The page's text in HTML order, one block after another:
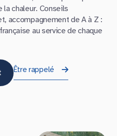
chaleur. Conseils
accompagnement de A à Z :
au service de chaque
Être rappelé